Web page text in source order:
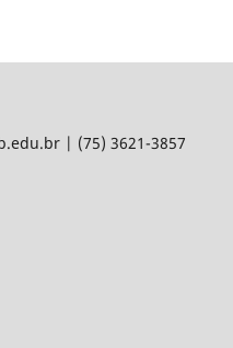
| (75) 3621-3857